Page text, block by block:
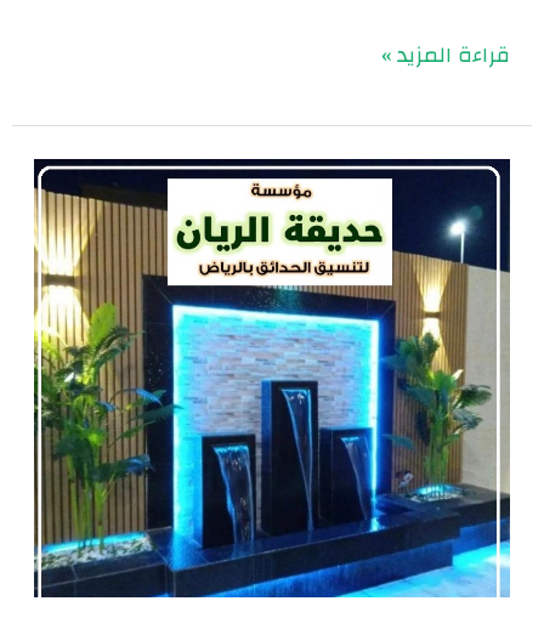
قراءة المزيد »
شلالات
ونوافير
بالرياض
|
0560048269